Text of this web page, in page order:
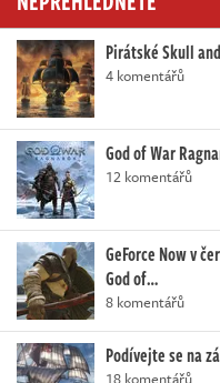
Pirátské Skull
4 komentářů
God of War
12 komentářů
GeForce Now v
God of…
8 komentářů
Podívejte se na
18 komentářů